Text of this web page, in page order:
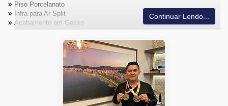
Piso Porcelanato
Infra para Ar Split
Acabamento em Gesso
Fechadura Eletrônica
Sacada com Churrasqueira
Sala para 2 Ambientes
Cozinha Americana
Características do Empreendimento
Continuar Lendo...